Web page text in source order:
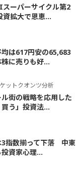
スーパーサイクル第2
拡大で恩恵...
均は617円安の65,683
に売りも好...
ットクオンツ分析
ル街の戦略を応用した
買う」投資法...
3指数揃って下落 中東
資家心理...